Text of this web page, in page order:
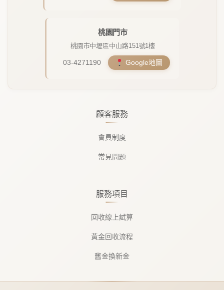
顧客服務
會員制度
常見問題
服務項目
回收線上試算
黃金回收流程
舊金換新金
桃園門市
桃園市中壢區中山路151號1樓
03-4271190 Google地圖